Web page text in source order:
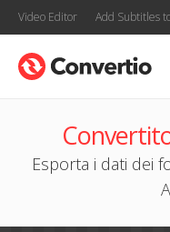
Video Editor Add Subtitles
Esporta i dati dei